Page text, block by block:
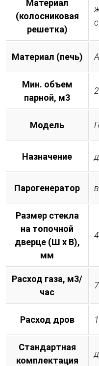
Материал
(колосниковая
решетка)
Материал (печь)
Мин. объем
парной, м3
Модель
Назначение
Парогенератор
Размер стекла
на топочной
дверце (Ш х В),
мм
Расход газа, м3/
час
7
Расход дров
Стандартная
комплектация